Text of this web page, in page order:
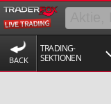
BACK
TRADING-
SEKTIONEN